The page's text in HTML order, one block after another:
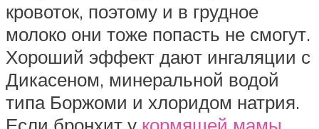
кровоток, поэтому и в грудное
молоко они тоже попасть не смогут.
Хороший эффект дают ингаляции с
Дикасеном, минеральной водой
типа Боржоми и хлоридом натрия.
Если бронхит у кормящей мамы